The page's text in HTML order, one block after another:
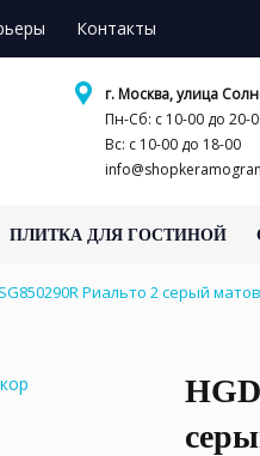
Контакты
г. Москва, улица
Пн-Сб: с 10-00 до 20-
Вс: с 10-00 до 18-00
ПЛИТКА ДЛЯ ГОСТИНОЙ
Риальто 2 серый